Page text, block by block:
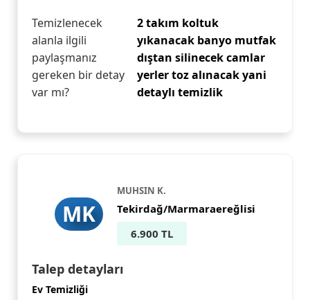
Temizlenecek
alanla ilgili
paylaşmanız
gereken bir detay
var mı?
2 takım koltuk
yıkanacak banyo mutfak
dıştan silinecek camlar
yerler toz alınacak yani
detaylı temizlik
MK
MUHSIN K.
Tekirdağ/Marmaraereğlisi
6.900 TL
Talep detayları
Ev Temizliği